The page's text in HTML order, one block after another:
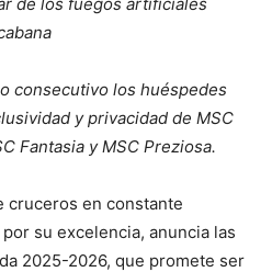
consecutivo los huéspedes
y privacidad de MSC
Fantasia y MSC Preziosa.
cruceros en constante
su excelencia, anuncia las
2025-2026, que promete ser